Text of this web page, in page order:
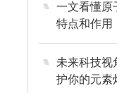
一文看懂原
特点和作用
未来科技视
护你的元素